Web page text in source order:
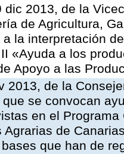
dic 2013, de la
de Agricultura,
la interpretación
«Ayuda a los
Apoyo a las
2013, de la
se convocan
en el
Agrarias de
que han de